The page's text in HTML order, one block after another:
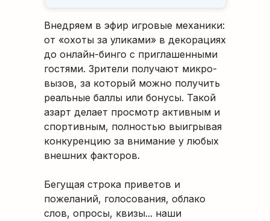
Внедряем в эфир игровые механики:
от «охоты за уликами» в декорациях
до онлайн-бинго с приглашенными
гостями. Зрители получают микро-
вызов, за который можно получить
реальные баллы или бонусы. Такой
азарт делает просмотр активным и
спортивным, полностью выигрывая
конкуренцию за внимание у любых
внешних факторов.
Бегущая строка приветов и
пожеланий, голосования, облако
слов, опросы, квизы... наши